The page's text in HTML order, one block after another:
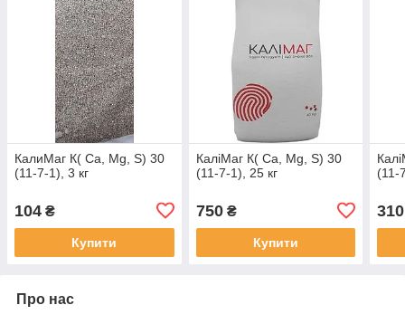
КалиМаг К( Ca, Mg, S) 30
(11-7-1), 3 кг
104 ₴
Купити
КаліМаг К( Ca, Mg, S) 30
(11-7-1), 25 кг
750₴
Купити
(11-
310
Про нас